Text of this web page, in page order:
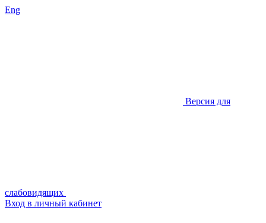
Eng
Версия для
слабовидящих
Вход в личный кабинет